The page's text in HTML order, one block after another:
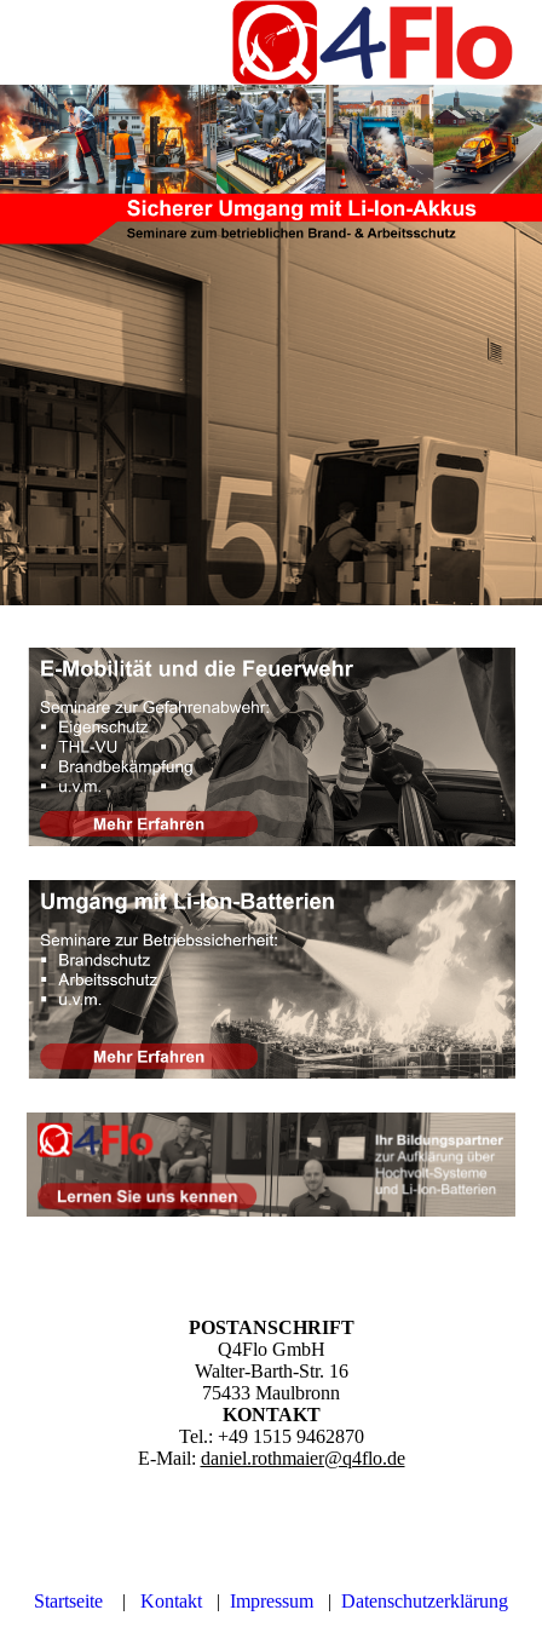
POSTANSCHRIFT
Q4Flo GmbH
Walter-Barth-Str. 16
75433 Maulbronn
KONTAKT
Tel.: +49 1515 9462870
E-Mail: daniel.rothmaier@q4flo.de
Startseite | Kontakt | Impressum | Datenschutzerklärung